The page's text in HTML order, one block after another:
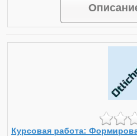
Курсовая работа: